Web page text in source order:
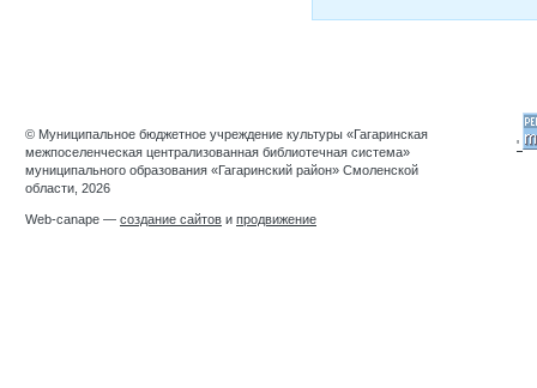
© Муниципальное бюджетное учреждение культуры «Гагаринская
межпоселенческая централизованная библиотечная система»
муниципального образования «Гагаринский район» Смоленской
области, 2026
Web-canape — создание сайтов и продвижение
'